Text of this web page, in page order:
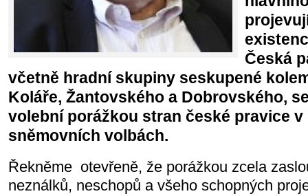
Česká
včetně hradní skupiny seskupené
Koláře, Žantovského a Dobrovského,
volební porážkou stran české pravice
sněmovních volbách.
Řekněme otevřeně, že porážkou zcela
neználků, neschopů a všeho schopných